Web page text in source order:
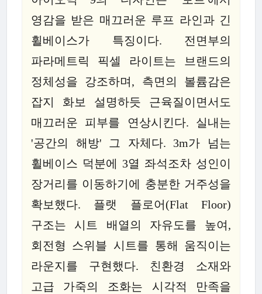
영감을 받은 매끄러운 루프 라인과 긴
휠베이스가 특징이다. 전면부의
파라메트릭 픽셀 라이트는 브랜드의
정체성을 강조하며, 측면의 볼륨감은
잡지 화보 설명하듯 근육질이면서도
매끄러운 피부를 연상시킨다. 실내는
'공간의 해방' 그 자체다. 3m가 넘는
휠베이스 덕분에 3열 좌석조차 성인이
장거리를 이동하기에 충분한 거주성을
확보했다. 플랫 플로어(Flat Floor)
구조는 시트 배열의 자유도를 높여,
회전형 스위블 시트를 통해 움직이는
라운지를 구현했다. 친환경 소재와
고급 가죽의 조화는 시각적 만족을